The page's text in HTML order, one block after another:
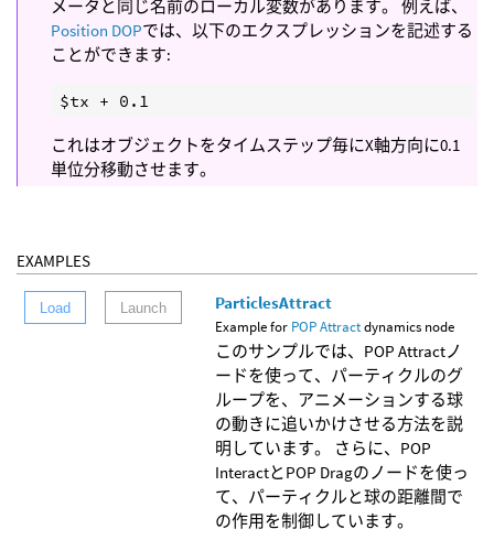
メータと同じ名前のローカル変数があります。 例えば、
Position DOPでは、以下のエクスプレッションを記述する
ことができます:
これはオブジェクトをタイムステップ毎にX軸方向に0.1
単位分移動させます。
EXAMPLES
Load Launch ParticlesAttract
Example for POP Attractdynamics node
このサンプルでは、POP Attractノ
ードを使って、パーティクルのグ
ループを、アニメーションする球
の動きに追いかけさせる方法を説
明しています。 さらに、POP
InteractとPOP Dragのノードを使っ
て、パーティクルと球の距離間で
の作用を制御しています。